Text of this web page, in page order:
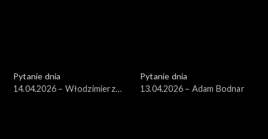
Pytanie dnia
14.04.2026 – Włodzimierz
Pytanie dnia
13.04.2026 – Adam Bodnar